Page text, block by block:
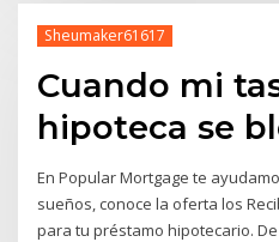
Sheumaker61617
Cuando mi
hipoteca se
En Popular Mortgage te
sueños, conoce la oferta los
para tu préstamo hipotecario.